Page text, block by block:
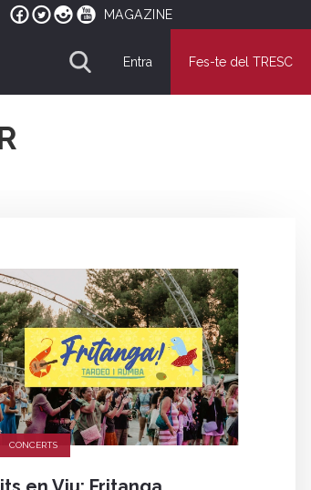
MAGAZINE
Entra Fes-te del TRESC
CONCERTS